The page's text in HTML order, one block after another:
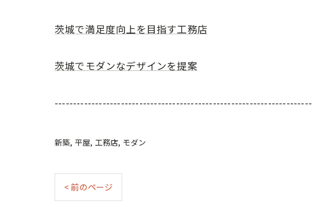
茨城で満足度向上を目指す工務店
茨城でモダンなデザインを提案
----------------------------------------------------------------------
新築 平屋 工務店 モダン
< 前のページ